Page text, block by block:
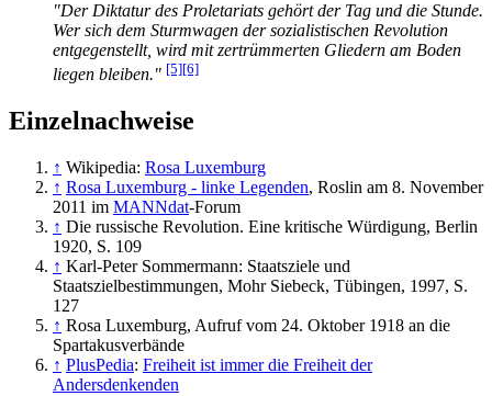
"Der Diktatur des Proletariats gehört der Tag und die Stunde.
Wer sich dem Sturmwagen der sozialistischen Revolution
entgegenstellt, wird mit zertrümmerten Gliedern am Boden
liegen bleiben." [5][6]
Einzelnachweise
↑ Wikipedia: Rosa Luxemburg
↑ Rosa Luxemburg - linke Legenden, Roslin am 8. November
2011 im MANNdat-Forum
↑ Die russische Revolution. Eine kritische Würdigung, Berlin
1920, S. 109
↑ Karl-Peter Sommermann: Staatsziele und
Staatszielbestimmungen, Mohr Siebeck, Tübingen, 1997, S.
127
↑ Rosa Luxemburg, Aufruf vom 24. Oktober 1918 an die
Spartakusverbände
↑ PlusPedia: Freiheit ist immer die Freiheit der
Andersdenkenden